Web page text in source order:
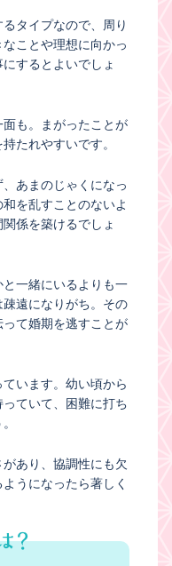
タイプなので、周り
ことや理想に向かっ
するとよいでしょ
も。まがったことが
たれやすいです。
あまのじゃくになっ
を乱すことのないよ
係を築けるでしょ
一緒にいるよりも一
遠になりがち。その
て婚期を逃すことが
います。幼い頃から
ていて、困難に打ち
あり、協調性にも欠
うになったら著しく